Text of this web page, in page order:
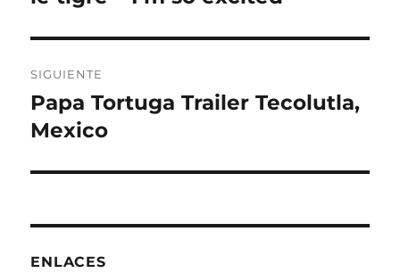
SIGUIENTE
Entrada
siguiente:
Papa Tortuga Trailer Tecolutla,
Mexico
ENLACES